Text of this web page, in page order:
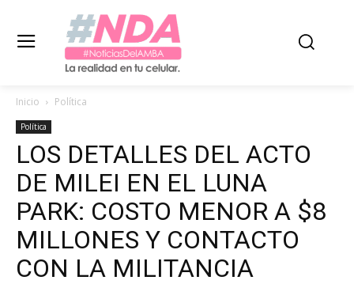
Inicio Política
Política
LOS DETALLES DEL ACTO
DE MILEI EN EL LUNA
PARK: COSTO MENOR A $8
MILLONES Y CONTACTO
CON LA MILITANCIA